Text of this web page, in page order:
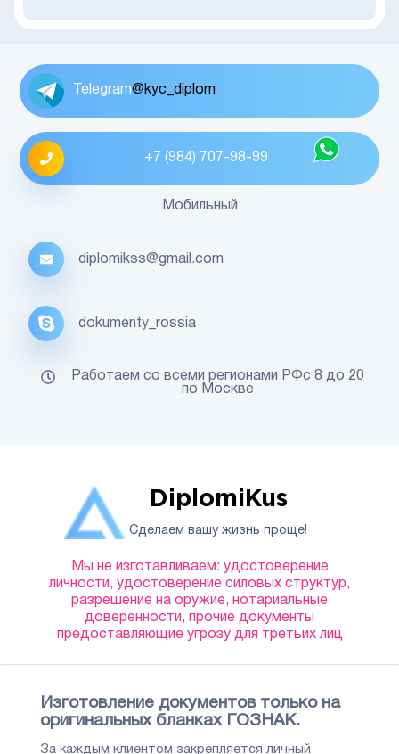
DiplomiKus
Сделаем вашу жизнь проще!
Мы не изготавливаем: удостоверение
личности, удостоверение силовых структур,
разрешение на оружие, нотариальные
доверенности, прочие документы
предоставляющие угрозу для третьих лиц
Изготовление документов только на
оригинальных бланках ГОЗНАК.
За каждым клиентом закрепляется личный
Telegram@kyc_diplom
+7 (984) 707-98-99
Мобильный
diplomikss@gmail.com
dokumenty_rossia
Работаем со всеми регионами РФс 8 до 20
по Москве